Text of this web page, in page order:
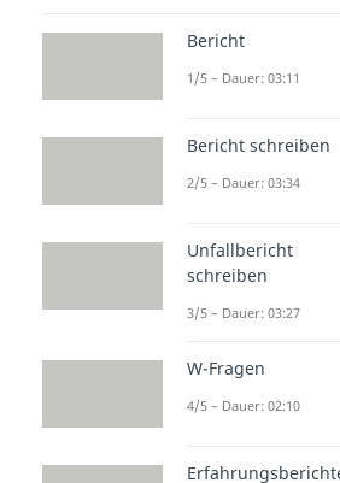
Bericht
1/5 – Dauer: 03:11
Bericht schreiben
2/5 – Dauer: 03:34
Unfallbericht
schreiben
3/5 – Dauer: 03:27
W-Fragen
4/5 – Dauer: 02:10